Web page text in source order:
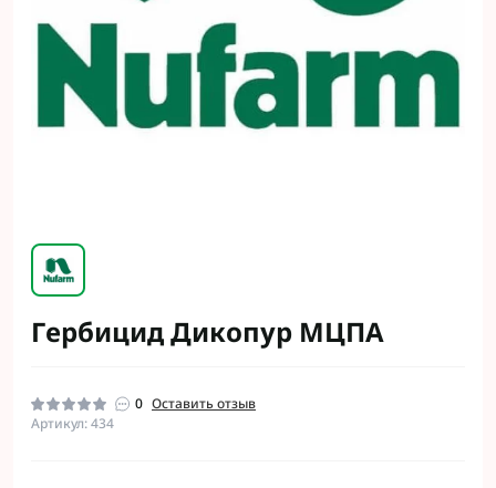
Гербицид Дикопур МЦПА
0 Оставить отзыв
Артикул: 434